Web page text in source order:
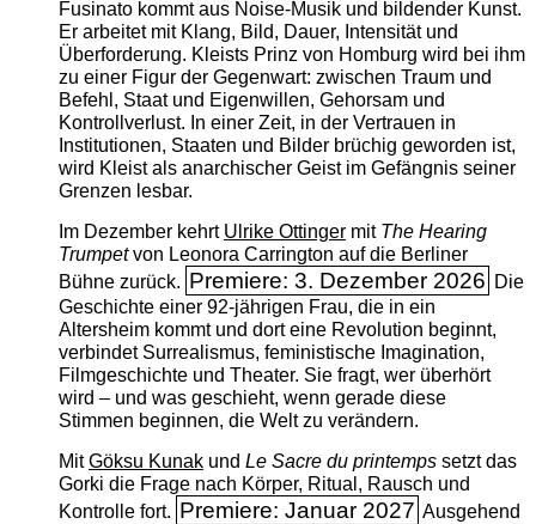
Fusinato kommt aus Noise-Musik und bildender Kunst.
Er arbeitet mit Klang, Bild, Dauer, Intensität und
Überforderung. Kleists Prinz von Homburg wird bei ihm
zu einer Figur der Gegenwart: zwischen Traum und
Befehl, Staat und Eigenwillen, Gehorsam und
Kontrollverlust. In einer Zeit, in der Vertrauen in
Institutionen, Staaten und Bilder brüchig geworden ist,
wird Kleist als anarchischer Geist im Gefängnis seiner
Grenzen lesbar.
Im Dezember kehrt Ulrike Ottingermit The ­Hearing
Trumpetvon Leonora Carrington auf die Berliner
Bühne zurück. Premiere: 3. Dezember 2026 Die
Geschichte einer 92-jährigen Frau, die in ein
Altersheim kommt und dort eine Revolution beginnt,
verbindet Surrealismus, feministische Imagination,
Filmgeschichte und Theater. Sie fragt, wer überhört
wird – und was geschieht, wenn gerade diese
Stimmen beginnen, die Welt zu verändern.
MitGöksu Kunakund Le Sacre du printempssetzt das
Gorki die Frage nach Körper, Ritual, Rausch und
Kontrolle fort. Premiere: Januar 2027 Ausgehend